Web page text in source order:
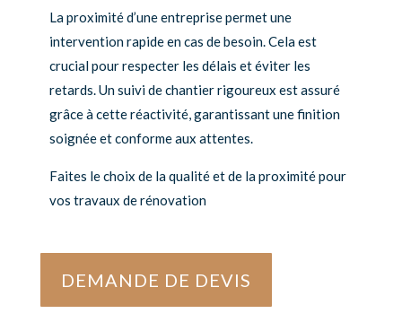
La proximité d’une entreprise permet une
intervention rapide en cas de besoin. Cela est
crucial pour respecter les délais et éviter les
retards. Un suivi de chantier rigoureux est assuré
grâce à cette réactivité, garantissant une finition
soignée et conforme aux attentes.
Faites le choix de la qualité et de la proximité pour
vos travaux de rénovation
DEMANDE DE DEVIS